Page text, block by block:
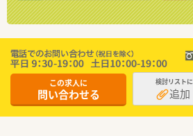
この求人に
問い合わせる
検討リストに
追加